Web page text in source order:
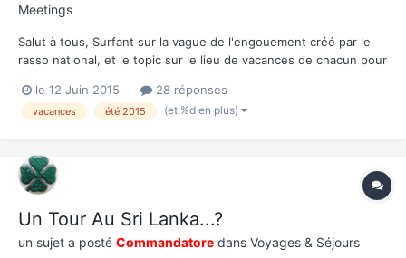
Meetings
Salut à tous, Surfant sur la vague de l'engouement créé par le
rasso national, et le topic sur le lieu de vacances de chacun pour
vendéens... La chose se ferait sur une journée (après, libre à
chacun de prolonger ou de rédu...
le 12 Juin 2015 28 réponses
vacances été 2015 (et %d en plus)
Un Tour Au Sri Lanka...?
un sujet a posté Commandatore dans Voyages & Séjours